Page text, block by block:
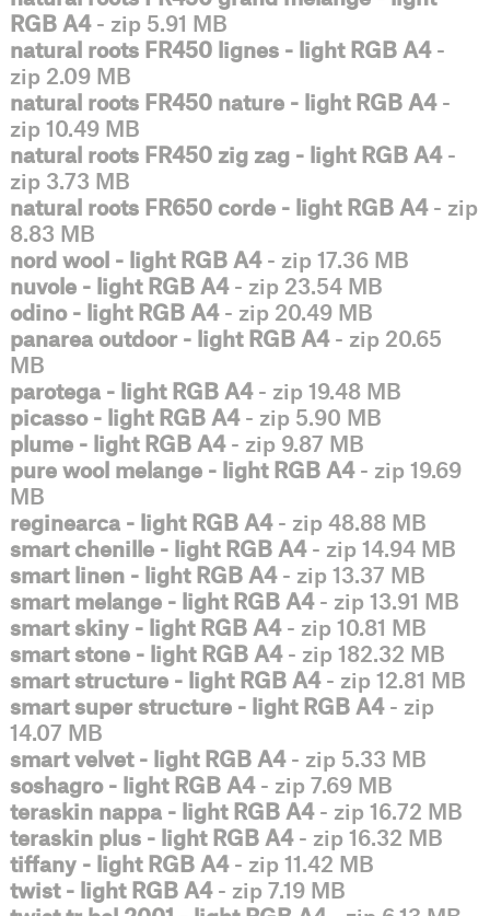
RGB A4- zip 5.91 MB
natural roots FR450 lignes - light RGB A4-
zip 2.09 MB
natural roots FR450 nature - light RGB A4-
zip 10.49 MB
natural roots FR450 zig zag - light RGB A4-
zip 3.73 MB
natural roots FR650 corde - light RGB A4- zip
8.83 MB
nord wool - light RGB A4- zip 17.36 MB
nuvole - light RGB A4- zip 23.54 MB
odino - light RGB A4- zip 20.49 MB
panarea outdoor - light RGB A4- zip 20.65
MB
parotega - light RGB A4- zip 19.48 MB
picasso - light RGB A4- zip 5.90 MB
plume - light RGB A4- zip 9.87 MB
pure wool melange - light RGB A4- zip 19.69
MB
reginearca - light RGB A4- zip 48.88 MB
smart chenille - light RGB A4- zip 14.94 MB
smart linen - light RGB A4- zip 13.37 MB
smart melange - light RGB A4- zip 13.91 MB
smart skiny - light RGB A4- zip 10.81 MB
smart stone - light RGB A4- zip 182.32 MB
smart structure - light RGB A4- zip 12.81 MB
smart super structure - light RGB A4- zip
14.07 MB
smart velvet - light RGB A4- zip 5.33 MB
soshagro - light RGB A4- zip 7.69 MB
teraskin nappa - light RGB A4- zip 16.72 MB
teraskin plus - light RGB A4- zip 16.32 MB
tiffany - light RGB A4- zip 11.42 MB
twist - light RGB A4- zip 7.19 MB